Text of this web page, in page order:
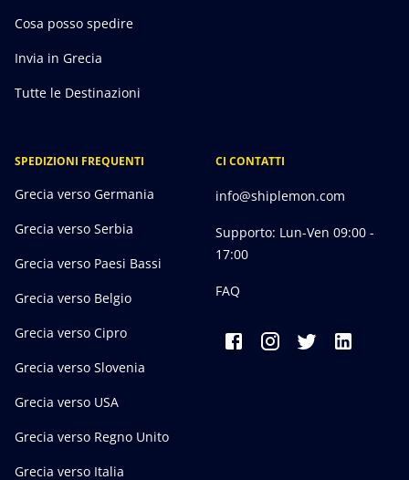
Cosa posso spedire
Invia in Grecia
Tutte le Destinazioni
SPEDIZIONI FREQUENTI
Grecia verso Germania
Grecia verso Serbia
Grecia verso Paesi Bassi
Grecia verso Belgio
Grecia verso Cipro
Grecia verso Slovenia
Grecia verso USA
Grecia verso Regno Unito
Grecia verso Italia
CI CONTATTI
info@shiplemon.com
Supporto: Lun-Ven 09:00 -
17:00
FAQ